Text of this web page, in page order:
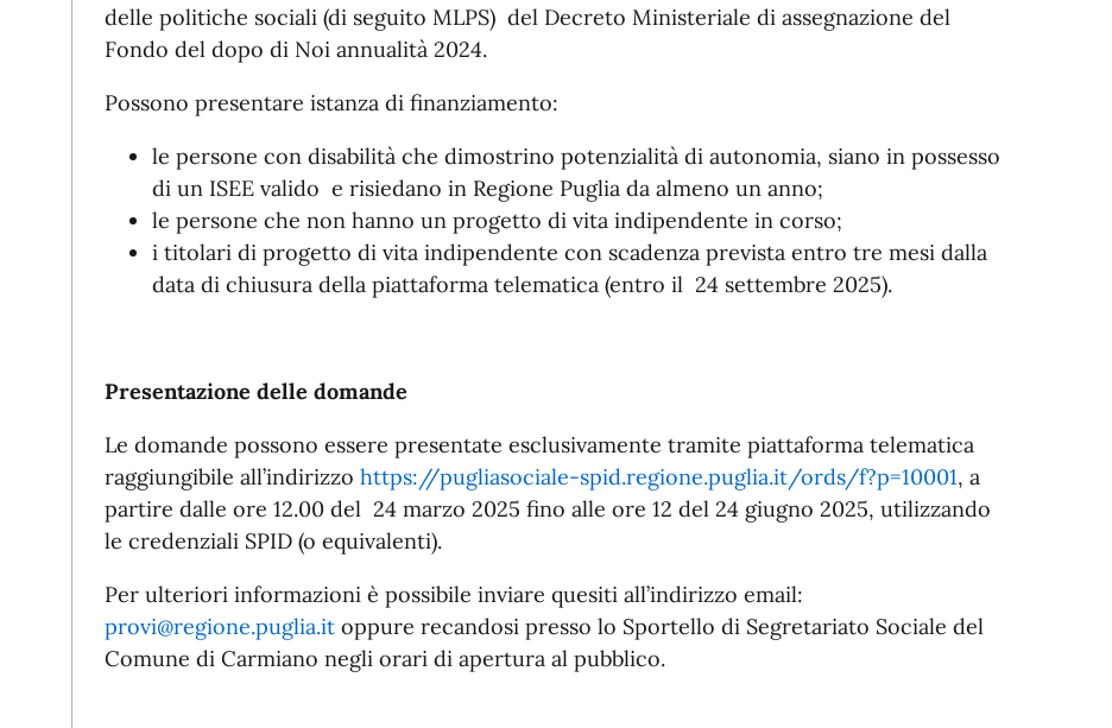
delle politiche sociali (di seguito MLPS) del Decreto Ministeriale di assegnazione del
Fondo del dopo di Noi annualità 2024.
Possono presentare istanza di finanziamento:
le persone con disabilità che dimostrino potenzialità di autonomia, siano in possesso
di un ISEE valido e risiedano in Regione Puglia da almeno un anno;
le persone che non hanno un progetto di vita indipendente in corso;
i titolari di progetto di vita indipendente con scadenza prevista entro tre mesi dalla
data di chiusura della piattaforma telematica (entro il 24 settembre 2025).
Presentazione delle domande
Le domande possono essere presentate esclusivamente tramite piattaforma telematica
raggiungibile all’indirizzo https://pugliasociale-spid.regione.puglia.it/ords/f?p=10001, a
partire dalle ore 12.00 del 24 marzo 2025 fino alle ore 12 del 24 giugno 2025, utilizzando
le credenziali SPID (o equivalenti).
Per ulteriori informazioni è possibile inviare quesiti all’indirizzo email:
provi@regione.puglia.it oppure recandosi presso lo Sportello di Segretariato Sociale del
Comune di Carmiano negli orari di apertura al pubblico.